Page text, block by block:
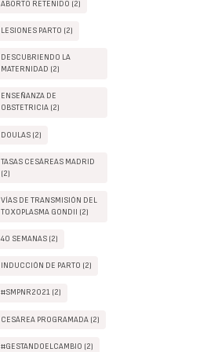
ABORTO RETENIDO (2)
LESIONES PARTO (2)
DESCUBRIENDO LA
MATERNIDAD (2)
ENSEÑANZA DE
OBSTETRICIA (2)
DOULAS (2)
TASAS CESÁREAS MADRID
(2)
VÍAS DE TRANSMISIÓN DEL
TOXOPLASMA GONDII (2)
40 SEMANAS (2)
INDUCCIÓN DE PARTO (2)
#SMPNR2021 (2)
CESÁREA PROGRAMADA (2)
#GESTANDOELCAMBIO (2)